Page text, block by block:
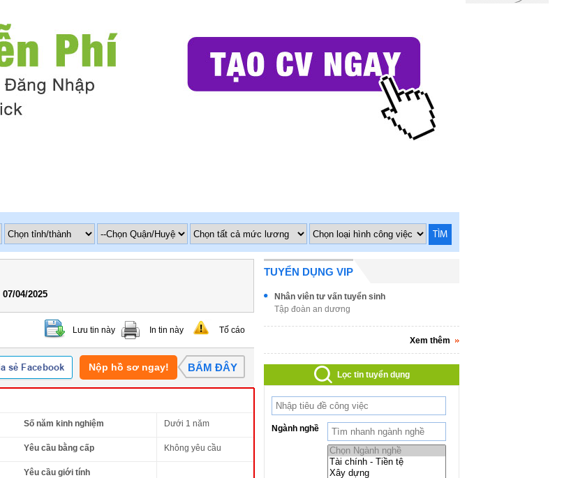
TÌM
07/04/2025
Lưu tin này In tin này Tố cáo
Nộp hồ sơ ngay! BẤM ĐÂY
Số năm kinh nghiệm Dưới 1 năm
Yêu cầu bằng cấp Không yêu cầu
Yêu cầu giới tính
TUYỂN DỤNG VIP
Nhân viên tư vấn tuyển sinh
Tập đoàn an dương
Xem thêm
Lọc tin tuyển dụng
Ngành nghề